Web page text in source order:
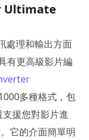
Ultimate
處理和輸出方面
有更高級影片編
多種格式，包
援您對影片進
它的介面簡單明